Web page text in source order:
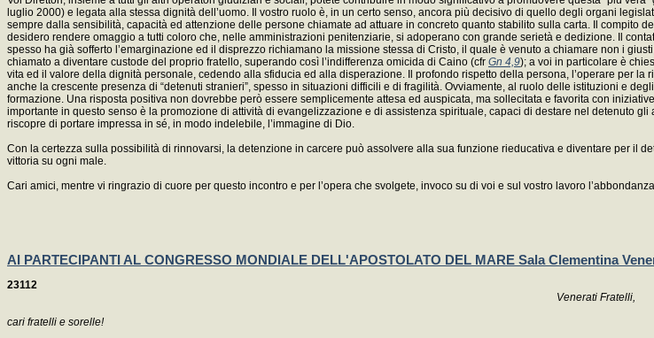
luglio 2000) e legata alla stessa dignità dell’uomo. Il vostro ruolo è, in un certo senso, ancora più decisivo di quello degli organi
sempre dalla sensibilità, capacità ed attenzione delle persone chiamate ad attuare in concreto quanto stabilito sulla carta. Il compito
desidero rendere omaggio a tutti coloro che, nelle amministrazioni penitenziarie, si adoperano con grande serietà e dedizione. Il
spesso ha già sofferto l’emarginazione ed il disprezzo richiamano la missione stessa di Cristo, il quale è venuto a chiamare non i
chiamato a diventare custode del proprio fratello, superando così l’indifferenza omicida di Caino (cfr Gn 4,9); a voi in particolare è
vita ed il valore della dignità personale, cedendo alla sfiducia ed alla disperazione. Il profondo rispetto della persona, l’operare per
anche la crescente presenza di “detenuti stranieri”, spesso in situazioni difficili e di fragilità. Ovviamente, al ruolo delle istituzioni e
formazione. Una risposta positiva non dovrebbe però essere semplicemente attesa ed auspicata, ma sollecitata e favorita con
importante in questo senso è la promozione di attività di evangelizzazione e di assistenza spirituale, capaci di destare nel detenuto
riscopre di portare impressa in sé, in modo indelebile, l’immagine di Dio.
Con la certezza sulla possibilità di rinnovarsi, la detenzione in carcere può assolvere alla sua funzione rieducativa e diventare per il
vittoria su ogni male.
Cari amici, mentre vi ringrazio di cuore per questo incontro e per l’opera che svolgete, invoco su di voi e sul vostro lavoro
AI PARTECIPANTI AL CONGRESSO MONDIALE DELL'APOSTOLATO DEL MARE Sala Clementina
23112
Venerati Fratelli,
cari fratelli e sorelle!